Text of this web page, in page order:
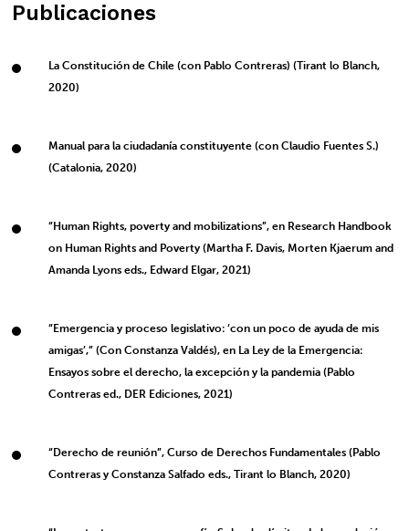
Publicaciones
La Constitución de Chile (con Pablo Contreras) (Tirant lo Blanch,
2020)
Manual para la ciudadanía constituyente (con Claudio Fuentes S.)
(Catalonia, 2020)
“Human Rights, poverty and mobilizations”, en Research Handbook
on Human Rights and Poverty (Martha F. Davis, Morten Kjaerum and
Amanda Lyons eds., Edward Elgar, 2021)
“Emergencia y proceso legislativo: ‘con un poco de ayuda de mis
amigas’,” (Con Constanza Valdés), en La Ley de la Emergencia:
Ensayos sobre el derecho, la excepción y la pandemia (Pablo
Contreras ed., DER Ediciones, 2021)
“Derecho de reunión”, Curso de Derechos Fundamentales (Pablo
Contreras y Constanza Salfado eds., Tirant lo Blanch, 2020)